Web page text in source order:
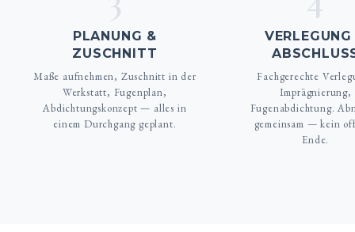
PLANUNG &
ZUSCHNITT
Maße aufnehmen, Zuschnitt in der
Werkstatt, Fugenplan,
Abdichtungskonzept — alles in
einem Durchgang geplant.
Fachgerechte
Imprägnierung,
Fugenabdichtung.
gemeinsam — kein
Ende.